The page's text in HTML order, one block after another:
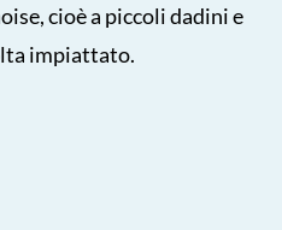
cioè a piccoli dadini e
impiattato.